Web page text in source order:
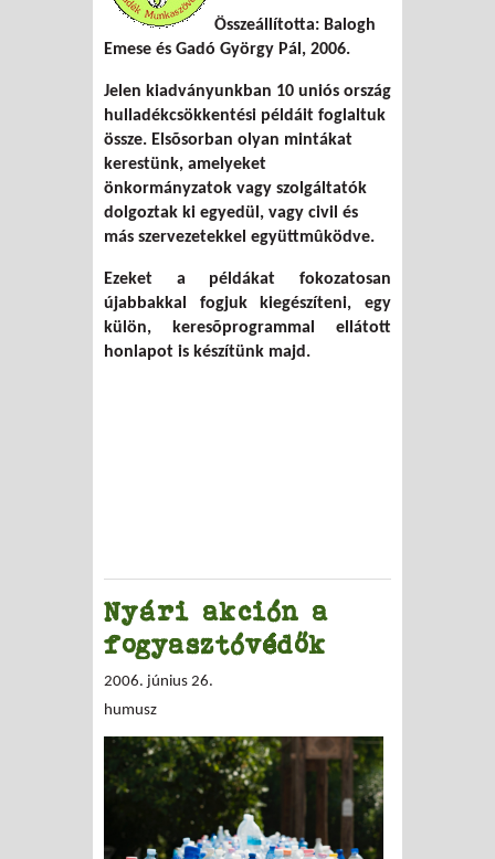
Összeállította: Balogh
Emese és Gadó György Pál, 2006.
Jelen kiadványunkban 10 uniós ország
hulladékcsökkentési példáit foglaltuk
össze. Elsõsorban olyan mintákat
kerestünk, amelyeket
önkormányzatok vagy szolgáltatók
dolgoztak ki egyedül, vagy civil és
más szervezetekkel együttmûködve.
Ezeket a példákat fokozatosan
újabbakkal fogjuk kiegészíteni, egy
külön, keresõprogrammal ellátott
honlapot is készítünk majd.
Nyári akción a
fogyasztóvédők
2006. június 26.
humusz